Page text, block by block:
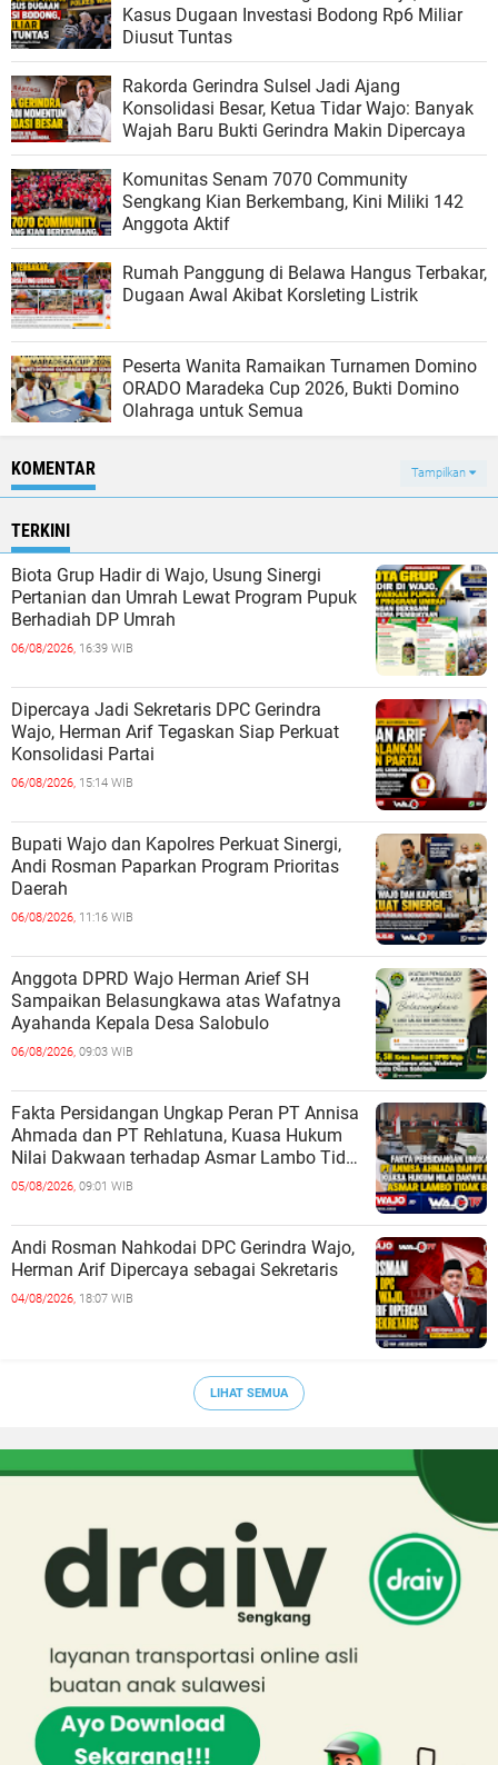
Kasus Dugaan Investasi Bodong Rp6 Miliar
Diusut Tuntas
Rakorda Gerindra Sulsel Jadi Ajang
Konsolidasi Besar, Ketua Tidar Wajo: Banyak
Wajah Baru Bukti Gerindra Makin Dipercaya
Komunitas Senam 7070 Community
Sengkang Kian Berkembang, Kini Miliki 142
Anggota Aktif
Rumah Panggung di Belawa Hangus Terbakar,
Dugaan Awal Akibat Korsleting Listrik
Peserta Wanita Ramaikan Turnamen Domino
ORADO Maradeka Cup 2026, Bukti Domino
Olahraga untuk Semua
KOMENTAR Tampilkan
TERKINI
Biota Grup Hadir di Wajo, Usung Sinergi
Pertanian dan Umrah Lewat Program Pupuk
Berhadiah DP Umrah
06/08/2026, 16:39 WIB
Dipercaya Jadi Sekretaris DPC Gerindra
Wajo, Herman Arif Tegaskan Siap Perkuat
Konsolidasi Partai
06/08/2026, 15:14 WIB
Bupati Wajo dan Kapolres Perkuat Sinergi,
Andi Rosman Paparkan Program Prioritas
Daerah
06/08/2026, 11:16 WIB
Anggota DPRD Wajo Herman Arief SH
Sampaikan Belasungkawa atas Wafatnya
Ayahanda Kepala Desa Salobulo
06/08/2026, 09:03 WIB
Fakta Persidangan Ungkap Peran PT Annisa
Ahmada dan PT Rehlatuna, Kuasa Hukum
Nilai Dakwaan terhadap Asmar Lambo Tidak
Berdasar
05/08/2026, 09:01 WIB
Andi Rosman Nahkodai DPC Gerindra Wajo,
Herman Arif Dipercaya sebagai Sekretaris
04/08/2026, 18:07 WIB
LIHAT SEMUA